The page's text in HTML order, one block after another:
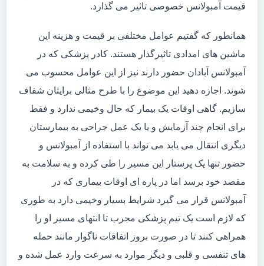
قیمت آمبولانس خصوصی تاثیر می گذارد.
همانطور که گفتیم عوامل مختلفی بر قیمت و هزینه این
ماشین های امدادی تاثیرگذار هستند. کادر پزشکی که در
آمبولانس آبادان حضور دارند نیز از این عوامل محسوب می
شوند. اجازه دهید این موضوع را با طرح مثالی برایتان شفاف
سازیم. گاهی اوقات یک بیمار که حال وخیمی ندارد و فقط
برای انجام چند آزمایش و یا یک عمل جراحی به بیمارستان
دیگری انتقال می یابد می تواند با استفاده از آمبولانس و
حضور تنها یک پرستار این مسیر را طی کرده و به سلامت به
مقصد خود برسد اما در پاره ای اوقات بیماری که در
آمبولانس قرار می گیرد شرایط بسیار وخیمی دارد به طوری
که لازم است یک تیم پزشکی مجرب تا انتهای مسیر او را
همراهی کنند تا در صورت بروز اتفاقات ناگوار مانند حمله
های تنفسی و قلبی و دیگر موارد به سرعت وارد عمل شده و